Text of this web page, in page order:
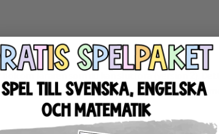
bok om läraren som du kan slutföra (version 2).
skicka mejl till hemmet och dina föräldrar